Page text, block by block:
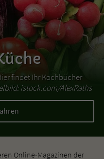
findet Ihr Kochbücher
istock.com/AlexRaths
Online-Magazinen der